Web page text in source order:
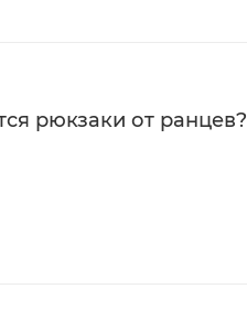
рюкзаки от ранцев?